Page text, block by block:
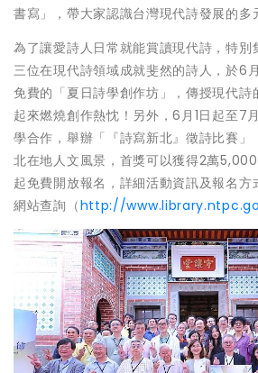
書寫」，帶大家認識台灣現代詩發展的多
為了讓愛詩人日常就能賞讀現代詩，特別
三位在現代詩領域成就斐然的詩人，於6
免費的「夏日詩學創作坊」，傳授現代詩
起來燃燒創作熱忱！另外，6月1日起至7
學合作，舉辦「『詩寫新北』徵詩比賽」
北在地人文風景，首獎可以獲得2萬
起免費開放報名，詳細活動資訊及報名
網站查詢（http://